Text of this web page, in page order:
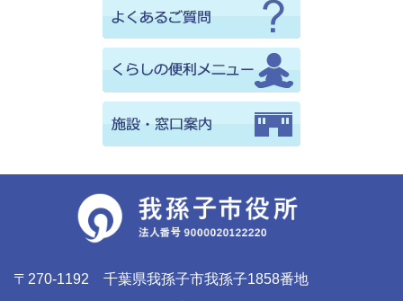
〒270-1192 千葉県我孫子市我孫子1858番地